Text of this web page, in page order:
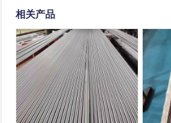
相关产品